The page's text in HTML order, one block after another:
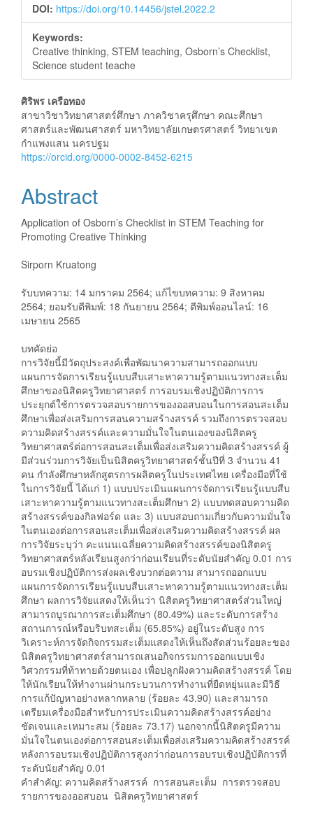
DOI: https://doi.org/10.14456/jstel.2022.2
Keywords:
Creative thinking, STEM teaching, Osborn’s Checklist,
Science student teache
Main
Article
Content
ศิริพร เครือทอง
สาขาวิชาวิทยาศาสตร์ศึกษา ภาควิชาครุศึกษา คณะศึกษา
ศาสตร์และพัฒนศาสตร์ มหาวิทยาลัยเกษตรศาสตร์ วิทยาเขต
กำแพงแสน นครปฐม
https://orcid.org/0000-0002-8452-6215
Abstract
Application of Osborn’s Checklist in STEM Teaching for
Promoting Creative Thinking
Sirporn Kruatong
รับบทความ: 14 มกราคม 2564; แก้ไขบทความ: 9 สิงหาคม
2564; ยอมรับตีพิมพ์: 18 กันยายน 2564; ตีพิมพ์ออนไลน์: 16
เมษายน 2565
บทคัดย่อ
การวิจัยนี้มีวัตถุประสงค์เพื่อพัฒนาความสามารถออกแบบ
แผนการจัดการเรียนรู้แบบสืบเสาะหาความรู้ตามแนวทางสะเต็ม
ศึกษาของนิสิตครูวิทยาศาสตร์ การอบรมเชิงปฏิบัติการการ
ประยุกต์ใช้การตรวจสอบรายการของออสบอนในการสอนสะเต็ม
ศึกษาเพื่อส่งเสริมการสอนความสร้างสรรค์ รวมถึงการตรวจสอบ
ความคิดสร้างสรรค์และความมั่นใจในตนเองของนิสิตครู
วิทยาศาสตร์ต่อการสอนสะเต็มเพื่อส่งเสริมความคิดสร้างสรรค์ ผู้
มีส่วนร่วมการวิจัยเป็นนิสิตครูวิทยาศาสตร์ชั้นปีที่ 3 จำนวน 41
คน กำลังศึกษาหลักสูตรการผลิตครูในประเทศไทย เครื่องมือที่ใช้
ในการวิจัยนี้ ได้แก่ 1) แบบประเมินแผนการจัดการเรียนรู้แบบสืบ
เสาะหาความรู้ตามแนวทางสะเต็มศึกษา 2) แบบทดสอบความคิด
สร้างสรรค์ของกิลฟอร์ด และ 3) แบบสอบถามเกี่ยวกับความมั่นใจ
ในตนเองต่อการสอนสะเต็มเพื่อส่งเสริมความคิดสร้างสรรค์ ผล
การวิจัยระบุว่า คะแนนเฉลี่ยความคิดสร้างสรรค์ของนิสิตครู
วิทยาศาสตร์หลังเรียนสูงกว่าก่อนเรียนที่ระดับนัยสำคัญ 0.01 การ
อบรมเชิงปฏิบัติการส่งผลเชิงบวกต่อความ สามารถออกแบบ
แผนการจัดการเรียนรู้แบบสืบเสาะหาความรู้ตามแนวทางสะเต็ม
ศึกษา ผลการวิจัยแสดงให้เห็นว่า นิสิตครูวิทยาศาสตร์ส่วนใหญ่
สามารถบูรณาการสะเต็มศึกษา (80.49%) และระดับการสร้าง
สถานการณ์หรือบริบทสะเต็ม (65.85%) อยู่ในระดับสูง การ
วิเคราะห์การจัดกิจกรรมสะเต็มแสดงให้เห็นถึงสัดส่วนร้อยละของ
นิสิตครูวิทยาศาสตร์สามารถเสนอกิจกรรมการออกแบบเชิง
วิศวกรรมที่ท้าทายด้วยตนเอง เพื่อปลูกฝังความคิดสร้างสรรค์ โดย
ให้นักเรียนให้ทำงานผ่านกระบวนการทำงานที่ยืดหยุ่นและมีวิธี
การแก้ปัญหาอย่างหลากหลาย (ร้อยละ 43.90) และสามารถ
เตรียมเครื่องมือสำหรับการประเมินความคิดสร้างสรรค์อย่าง
ชัดเจนและเหมาะสม (ร้อยละ 73.17) นอกจากนี้นิสิตครูมีความ
มั่นใจในตนเองต่อการสอนสะเต็มเพื่อส่งเสริมความคิดสร้างสรรค์
หลังการอบรมเชิงปฏิบัติการสูงกว่าก่อนการอบรบเชิงปฏิบัติการที่
ระดับนัยสำคัญ 0.01
คำสำคัญ: ความคิดสร้างสรรค์ การสอนสะเต็ม การตรวจสอบ
รายการของออสบอน นิสิตครูวิทยาศาสตร์